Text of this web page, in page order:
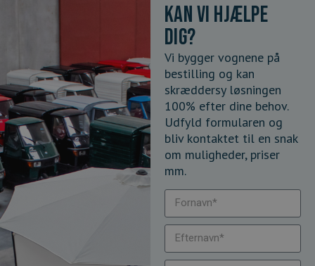
Kan vi hjælpe
dig?
Vi bygger vognene på
bestilling og kan
skræddersy løsningen
100% efter dine behov.
Udfyld formularen og
bliv kontaktet til en snak
om muligheder, priser
mm.